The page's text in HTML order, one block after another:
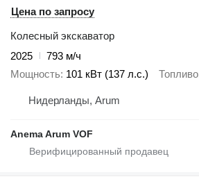
Цена по запросу
Колесный экскаватор
2025
793 м/ч
Мощность 101 кВт (137 л.с.) Топливо
Нидерланды, Arum
Anema Arum VOF